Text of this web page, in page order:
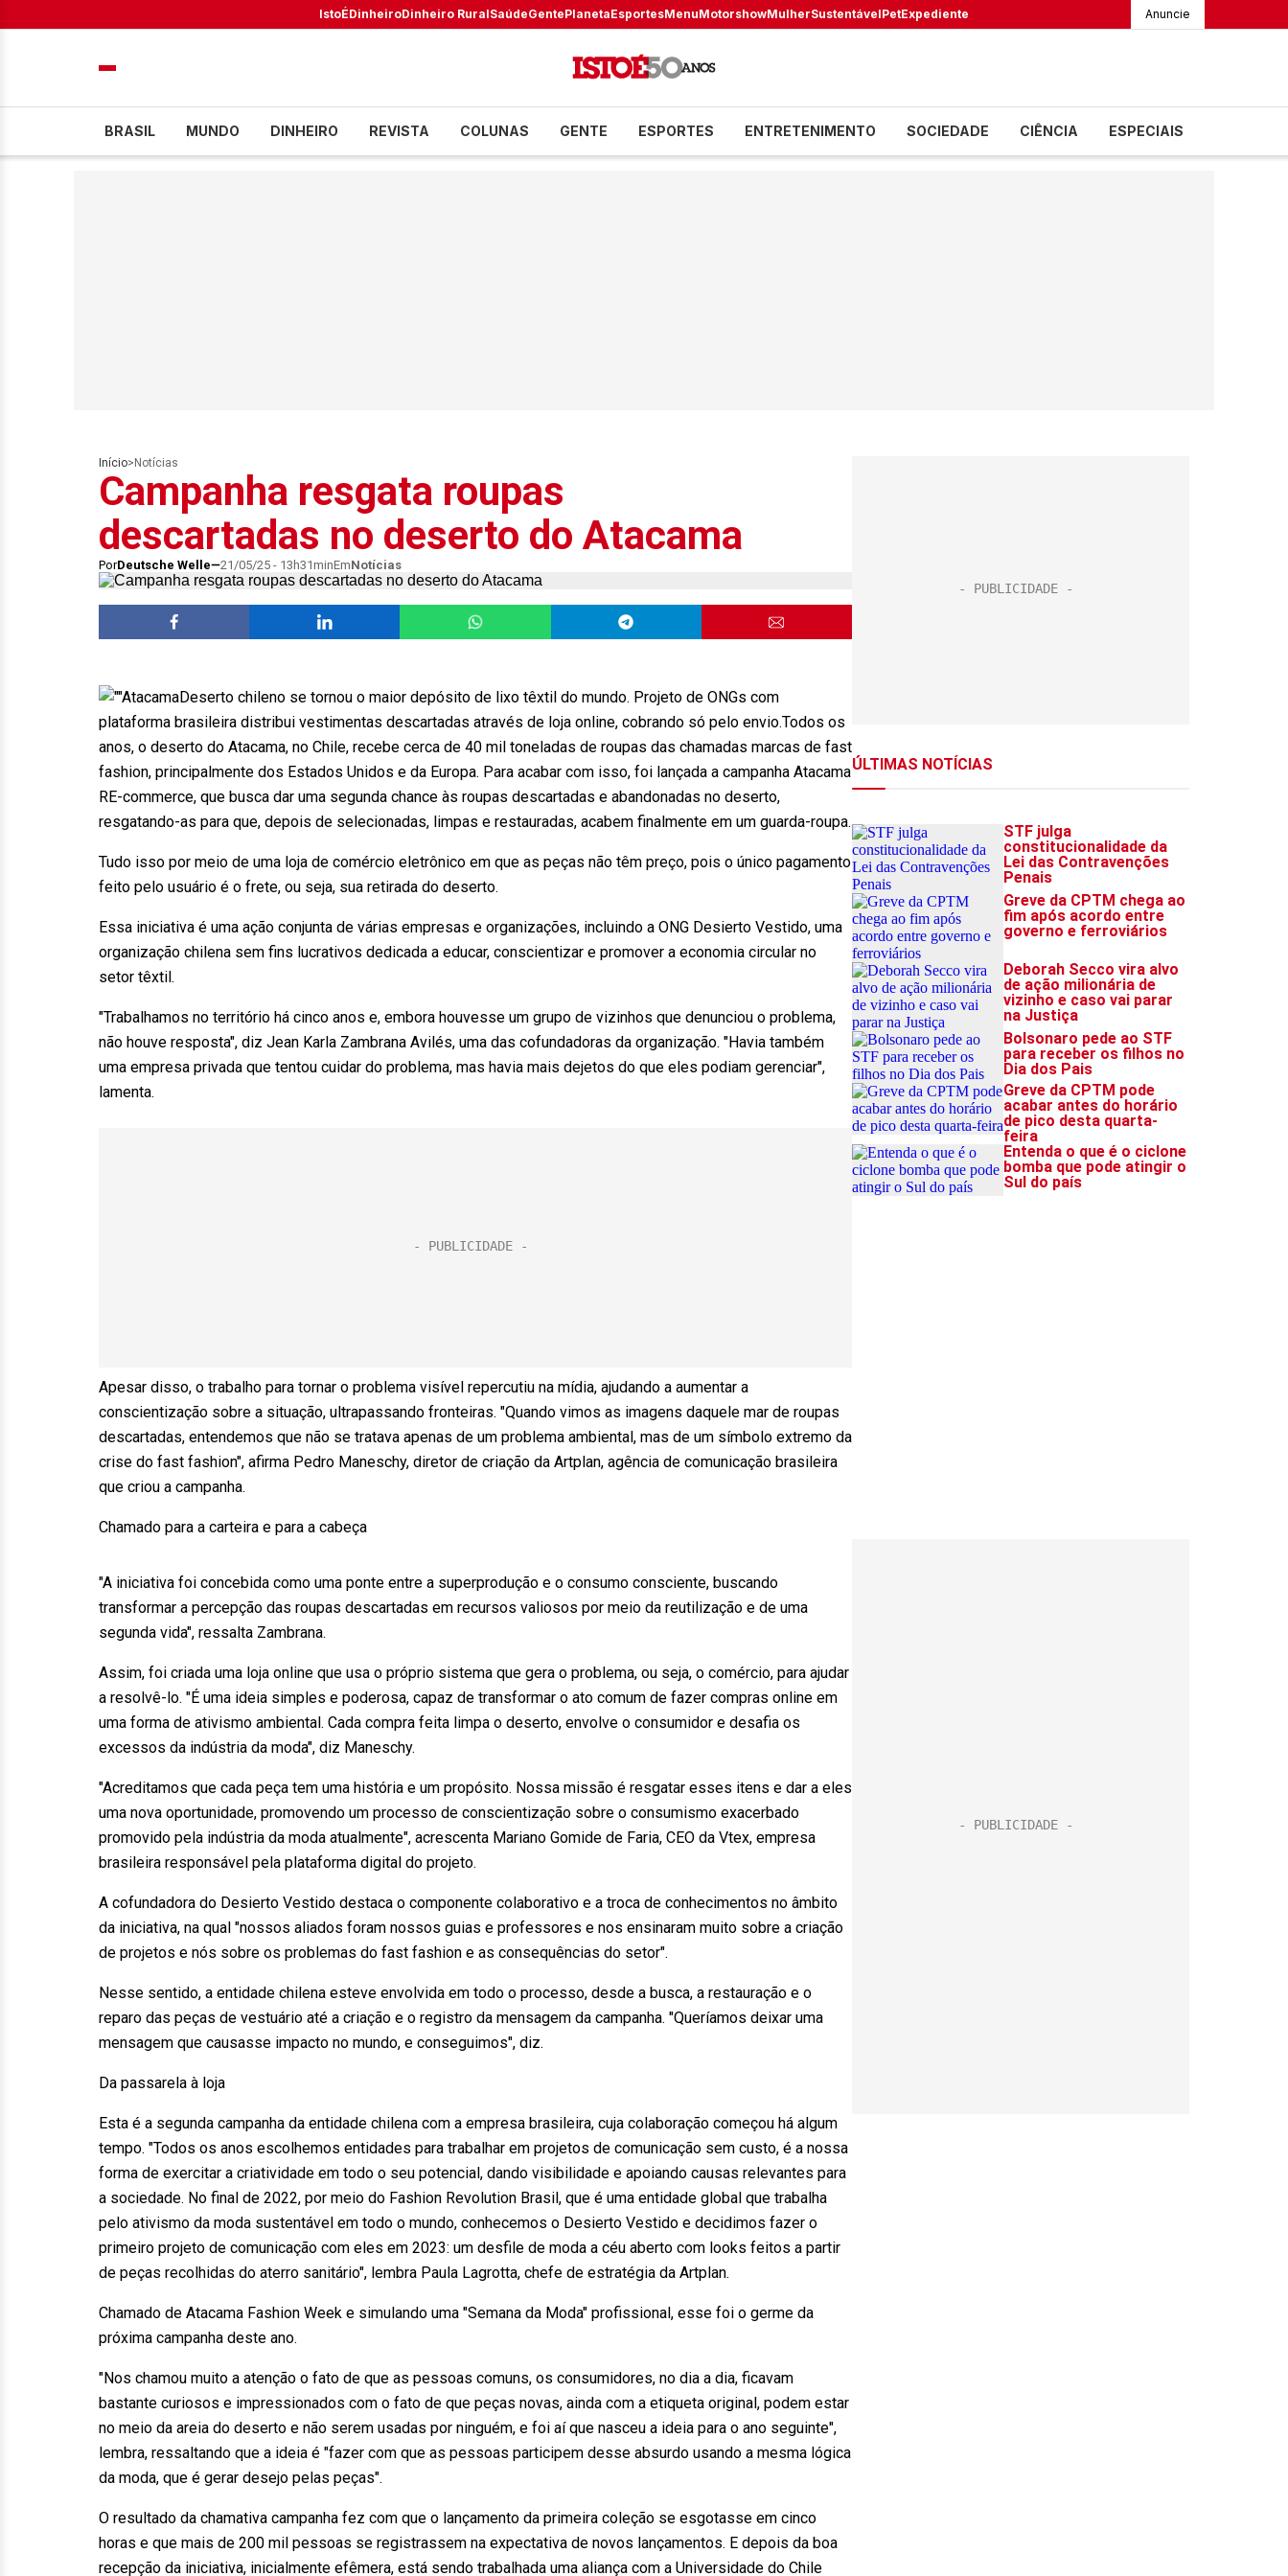
IstoÉDinheiroDinheiro RuralSaúdeGentePlanetaEsportesMenuMotorshowMulherSustentávelPetExpediente Anuncie
BRASIL MUNDO DINHEIRO REVISTA COLUNAS GENTE ESPORTES ENTRETENIMENTO SOCIEDADE CIÊNCIA ESPECIAIS
Início> Notícias
Campanha resgata roupas
descartadas no deserto do Atacama
PorDeutsche Welle 21/05/25 - 13h31minEmNotícias
Deserto chileno se tornou o maior depósito de lixo têxtil do mundo. Projeto de ONGs com
plataforma brasileira distribui vestimentas descartadas através de loja online, cobrando só pelo envio.Todos os
anos, o deserto do Atacama, no Chile, recebe cerca de 40 mil toneladas de roupas das chamadas marcas de fast
fashion, principalmente dos Estados Unidos e da Europa. Para acabar com isso, foi lançada a campanha Atacama
RE-commerce, que busca dar uma segunda chance às roupas descartadas e abandonadas no deserto,
resgatando-as para que, depois de selecionadas, limpas e restauradas, acabem finalmente em um guarda-roupa.
Tudo isso por meio de uma loja de comércio eletrônico em que as peças não têm preço, pois o único pagamento
feito pelo usuário é o frete, ou seja, sua retirada do deserto.
Essa iniciativa é uma ação conjunta de várias empresas e organizações, incluindo a ONG Desierto Vestido, uma
organização chilena sem fins lucrativos dedicada a educar, conscientizar e promover a economia circular no
setor têxtil.
"Trabalhamos no território há cinco anos e, embora houvesse um grupo de vizinhos que denunciou o problema,
não houve resposta", diz Jean Karla Zambrana Avilés, uma das cofundadoras da organização. "Havia também
uma empresa privada que tentou cuidar do problema, mas havia mais dejetos do que eles podiam gerenciar",
lamenta.
Apesar disso, o trabalho para tornar o problema visível repercutiu na mídia, ajudando a aumentar a
conscientização sobre a situação, ultrapassando fronteiras. "Quando vimos as imagens daquele mar de roupas
descartadas, entendemos que não se tratava apenas de um problema ambiental, mas de um símbolo extremo da
crise do fast fashion", afirma Pedro Maneschy, diretor de criação da Artplan, agência de comunicação brasileira
que criou a campanha.
Chamado para a carteira e para a cabeça
"A iniciativa foi concebida como uma ponte entre a superprodução e o consumo consciente, buscando
transformar a percepção das roupas descartadas em recursos valiosos por meio da reutilização e de uma
segunda vida", ressalta Zambrana.
Assim, foi criada uma loja online que usa o próprio sistema que gera o problema, ou seja, o comércio, para ajudar
a resolvê-lo. "É uma ideia simples e poderosa, capaz de transformar o ato comum de fazer compras online em
uma forma de ativismo ambiental. Cada compra feita limpa o deserto, envolve o consumidor e desafia os
excessos da indústria da moda", diz Maneschy.
"Acreditamos que cada peça tem uma história e um propósito. Nossa missão é resgatar esses itens e dar a eles
uma nova oportunidade, promovendo um processo de conscientização sobre o consumismo exacerbado
promovido pela indústria da moda atualmente", acrescenta Mariano Gomide de Faria, CEO da Vtex, empresa
brasileira responsável pela plataforma digital do projeto.
A cofundadora do Desierto Vestido destaca o componente colaborativo e a troca de conhecimentos no âmbito
da iniciativa, na qual "nossos aliados foram nossos guias e professores e nos ensinaram muito sobre a criação
de projetos e nós sobre os problemas do fast fashion e as consequências do setor".
Nesse sentido, a entidade chilena esteve envolvida em todo o processo, desde a busca, a restauração e o
reparo das peças de vestuário até a criação e o registro da mensagem da campanha. "Queríamos deixar uma
mensagem que causasse impacto no mundo, e conseguimos", diz.
Da passarela à loja
Esta é a segunda campanha da entidade chilena com a empresa brasileira, cuja colaboração começou há algum
tempo. "Todos os anos escolhemos entidades para trabalhar em projetos de comunicação sem custo, é a nossa
forma de exercitar a criatividade em todo o seu potencial, dando visibilidade e apoiando causas relevantes para
a sociedade. No final de 2022, por meio do Fashion Revolution Brasil, que é uma entidade global que trabalha
pelo ativismo da moda sustentável em todo o mundo, conhecemos o Desierto Vestido e decidimos fazer o
primeiro projeto de comunicação com eles em 2023: um desfile de moda a céu aberto com looks feitos a partir
de peças recolhidas do aterro sanitário", lembra Paula Lagrotta, chefe de estratégia da Artplan.
Chamado de Atacama Fashion Week e simulando uma "Semana da Moda" profissional, esse foi o germe da
próxima campanha deste ano.
"Nos chamou muito a atenção o fato de que as pessoas comuns, os consumidores, no dia a dia, ficavam
bastante curiosos e impressionados com o fato de que peças novas, ainda com a etiqueta original, podem estar
no meio da areia do deserto e não serem usadas por ninguém, e foi aí que nasceu a ideia para o ano seguinte",
lembra, ressaltando que a ideia é "fazer com que as pessoas participem desse absurdo usando a mesma lógica
da moda, que é gerar desejo pelas peças".
O resultado da chamativa campanha fez com que o lançamento da primeira coleção se esgotasse em cinco
horas e que mais de 200 mil pessoas se registrassem na expectativa de novos lançamentos. E depois da boa
recepção da iniciativa, inicialmente efêmera, está sendo trabalhada uma aliança com a Universidade do Chile